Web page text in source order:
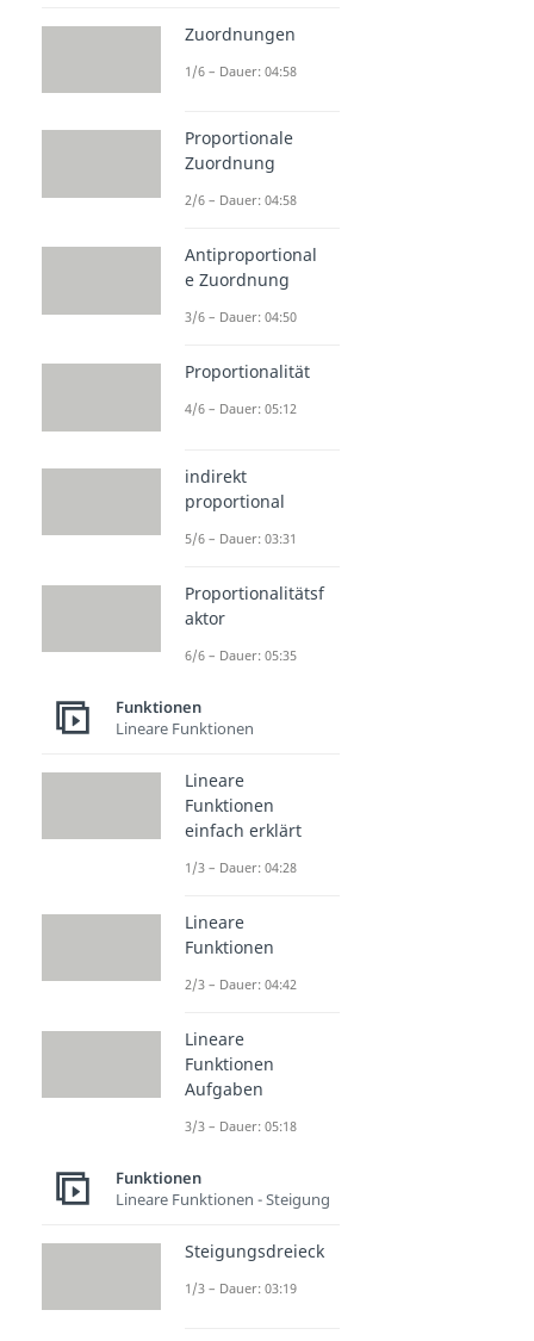
Zuordnungen
1/6 – Dauer: 04:58
Proportionale
Zuordnung
2/6 – Dauer: 04:58
Antiproportional
e Zuordnung
3/6 – Dauer: 04:50
Proportionalität
4/6 – Dauer: 05:12
indirekt
proportional
5/6 – Dauer: 03:31
Proportionalitätsf
aktor
6/6 – Dauer: 05:35
Funktionen
Lineare Funktionen
Lineare
Funktionen
einfach erklärt
1/3 – Dauer: 04:28
Lineare
Funktionen
2/3 – Dauer: 04:42
Lineare
Funktionen
Aufgaben
3/3 – Dauer: 05:18
Funktionen
Lineare Funktionen - Steigung
Steigungsdreieck
1/3 – Dauer: 03:19